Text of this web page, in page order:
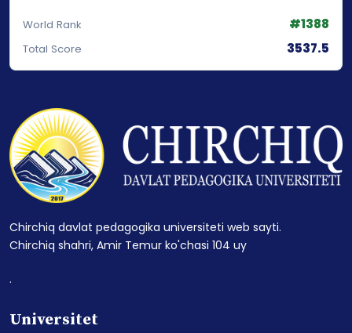
World Rank #1388
Total Score 3537.5
Chirchiq davlat pedagogika universiteti web sayti.
Chirchiq shahri, Amir Temur ko'chasi 104 uy
.
Universitet